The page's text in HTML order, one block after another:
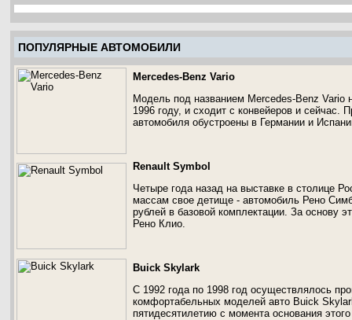
ПОПУЛЯРНЫЕ АВТОМОБИЛИ
Mercedes-Benz Vario
Модель под названием Mercedes-Benz Vario
1996 году, и сходит с конвейеров и сейчас.
автомобиля обустроены в Германии и
Renault Symbol
Четыре года назад на выставке в столице
массам свое детище - автомобиль Рено
рублей в базовой комплектации. За основу
Рено Клио.
Buick Skylark
С 1992 года по 1998 год осуществлялось
комфортабельных моделей авто Buick
пятидесятилетию с момента основания